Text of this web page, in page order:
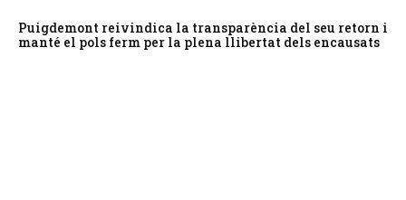
Puigdemont reivindica la transparència del seu retorn i
manté el pols ferm per la plena llibertat dels encausats